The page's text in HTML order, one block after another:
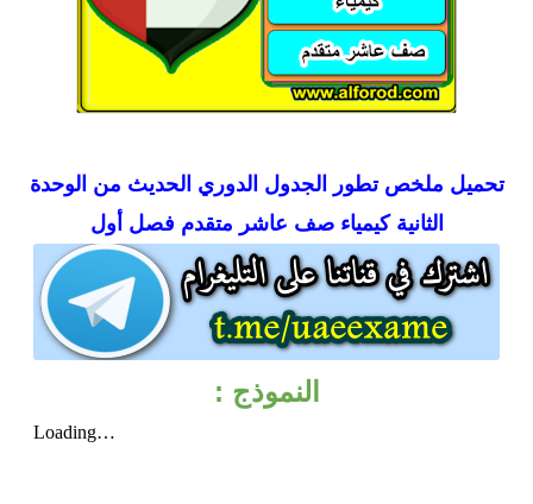
تحميل ملخص تطور الجدول الدوري الحديث من الوحدة
الثانية كيمياء صف عاشر متقدم فصل أول
النموذج :